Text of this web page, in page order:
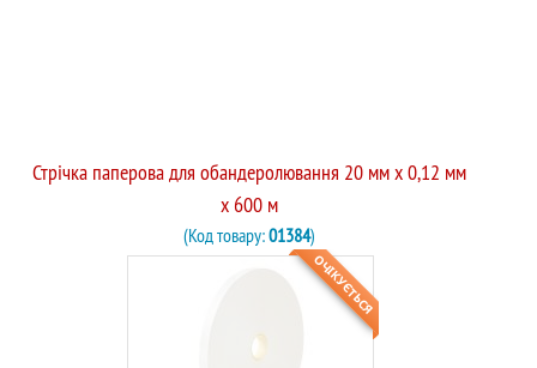
Стрічка паперова для обандеролювання 20 мм х 0,12 мм
х 600 м
(Код товару:01384)
ОЧІКУЄТЬСЯ